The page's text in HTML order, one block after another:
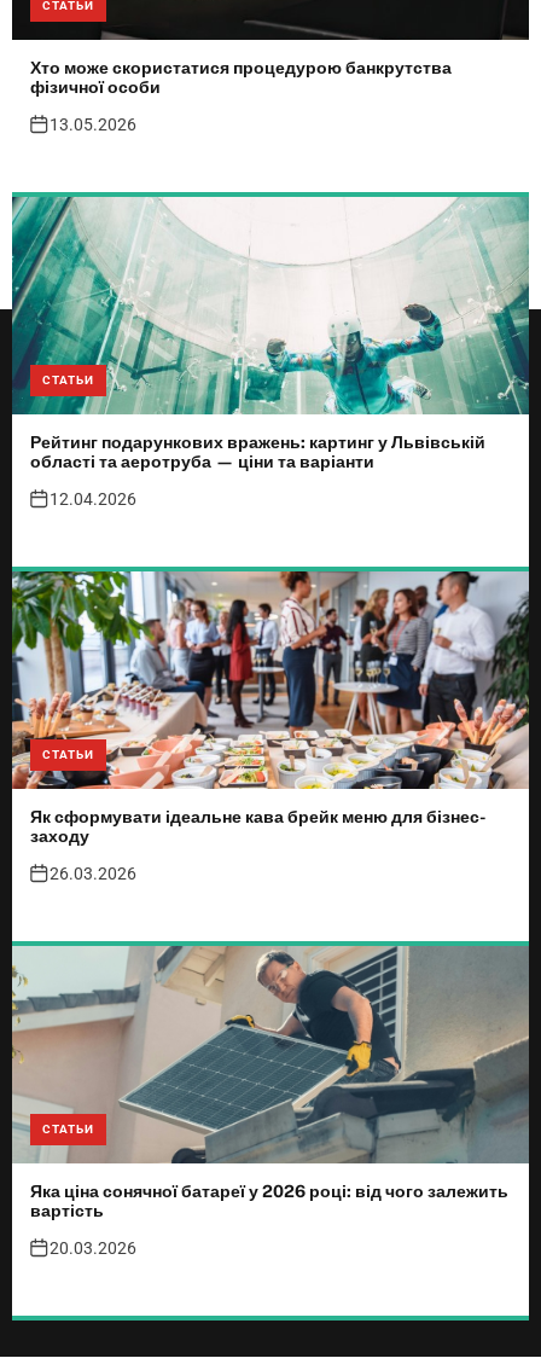
СТАТЬИ
Хто може скористатися процедурою банкрутства
фізичної особи
13.05.2026
СТАТЬИ
Рейтинг подарункових вражень: картинг у Львівській
області та аеротруба — ціни та варіанти
12.04.2026
СТАТЬИ
Як сформувати ідеальне кава брейк меню для бізнес-
заходу
26.03.2026
СТАТЬИ
Яка ціна сонячної батареї у 2026 році: від чого залежить
вартість
20.03.2026